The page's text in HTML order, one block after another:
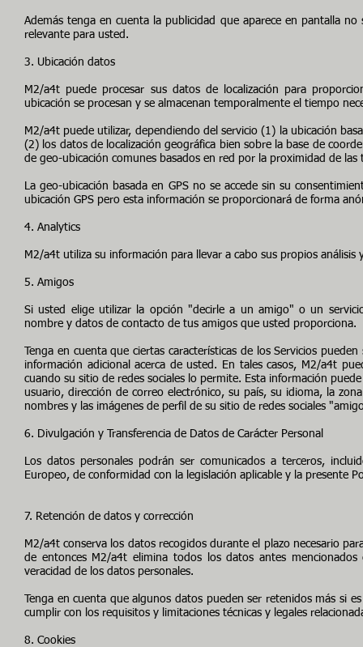
Además tenga en cuenta la publicidad que aparece en pantalla
relevante para usted.
3. Ubicación datos
M2/a4t puede procesar sus datos de localización para
ubicación se procesan y se almacenan temporalmente el tiempo
M2/a4t puede utilizar, dependiendo del servicio (1) la ubicación
(2) los datos de localización geográfica bien sobre la base de
de geo-ubicación comunes basados ​​en red por la proximidad de
La geo-ubicación basada en GPS no se accede sin su
ubicación GPS pero esta información se proporcionará de forma
4. Analytics
M2/a4t utiliza su información para llevar a cabo sus propios
5. Amigos
Si usted elige utilizar la opción "decirle a un amigo" o un
nombre y datos de contacto de tus amigos que usted proporciona.
Tenga en cuenta que ciertas características de los Servicios
información adicional acerca de usted. En tales casos, M2/a4t
cuando su sitio de redes sociales lo permite. Esta información
usuario, dirección de correo electrónico, su país, su idioma, la
nombres y las imágenes de perfil de su sitio de redes sociales
6. Divulgación y Transferencia de Datos de Carácter Personal
Los datos personales podrán ser comunicados a terceros,
Europeo, de conformidad con la legislación aplicable y la presente
7. Retención de datos y corrección
M2/a4t conserva los datos recogidos durante el plazo necesario
de entonces M2/a4t elimina todos los datos antes
veracidad de los datos personales.
Tenga en cuenta que algunos datos pueden ser retenidos más si
cumplir con los requisitos y limitaciones técnicas y legales
8. Cookies